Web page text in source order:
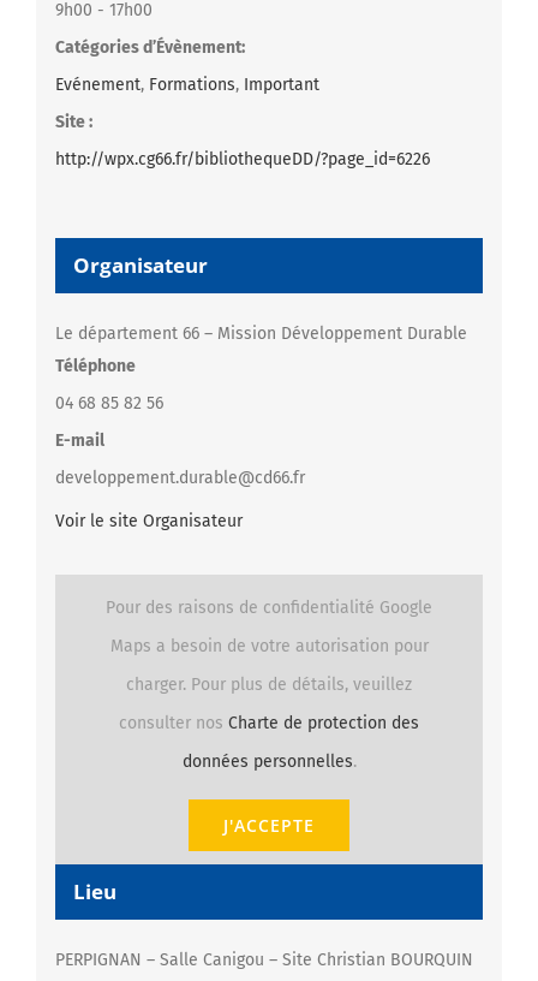
9h00 - 17h00
Catégories d’Évènement:
Evénement, Formations, Important
Site :
http://wpx.cg66.fr/bibliothequeDD/?page_id=6226
Organisateur
Le département 66 – Mission Développement Durable
Téléphone
04 68 85 82 56
E-mail
developpement.durable@cd66.fr
Voir le site Organisateur
Lieu
PERPIGNAN – Salle Canigou – Site Christian BOURQUIN
Pour des raisons de confidentialité Google
Maps a besoin de votre autorisation pour
charger. Pour plus de détails, veuillez
consulter nos Charte de protection des
données personnelles.
J'ACCEPTE